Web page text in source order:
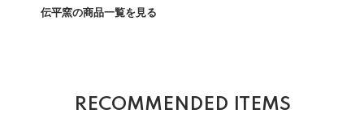
伝平窯の商品一覧を見る
RECOMMENDED ITEMS